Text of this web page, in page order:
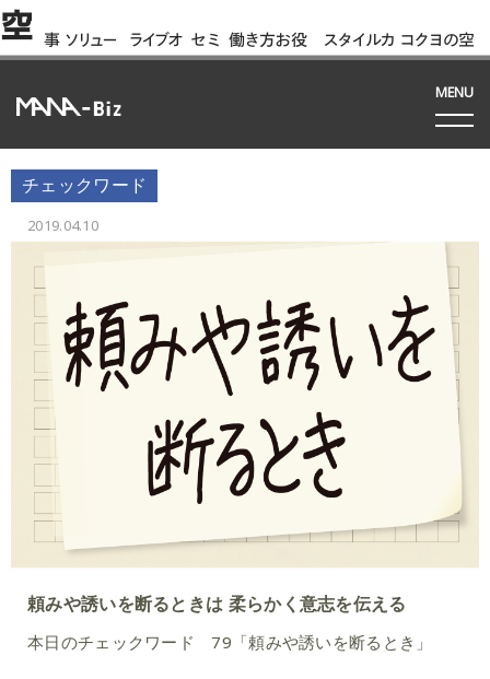
空 事
例
ソリュー
ション
ライブオ
フィス
セミ
ナー
働き方お役
立ち資料
スタイルカ
タログ
コクヨの空
間って!?
MENU
チェックワード
2019.04.10
頼みや誘いを断るときは 柔らかく意志を伝える
本日のチェックワード 79「頼みや誘いを断るとき」